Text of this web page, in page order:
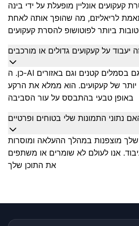
קעקועים אונליין מופעלת על ידי בינה
לריאליזם, מה שהופך אותה לאחת
ביותר לפוטושופ להסרת קעקועים
כן. ה-AI שלנו מיועד לטפל גם בסמלים קטנים וגם באזורים
יותר של קעקועים. הוא ממלא את הרקע
באופן טבעי בהתבסס על עור הסביבה
מוצפנות במהלך ההעלאה ומוסרות
אנו לעולם לא שומרים או משתפים
את התוכן שלך